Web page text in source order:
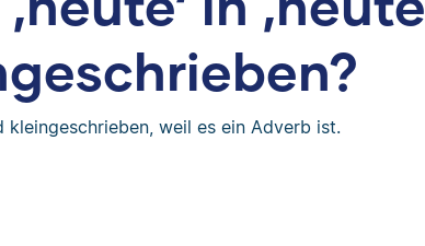
kleingeschrieben, weil es ein Adverb ist.